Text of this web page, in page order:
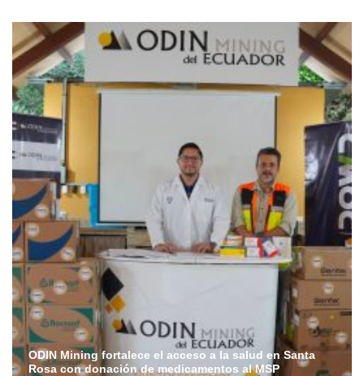
ODIN Mining fortalece el acceso a la salud en Santa
Rosa con donación de medicamentos al MSP